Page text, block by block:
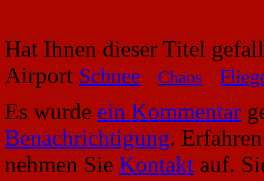
Hat Ihnen dieser Titel
Airport Schnee Chaos
Es wurde ein Kommentar
Benachrichtigung.
nehmen Sie Kontakt auf.